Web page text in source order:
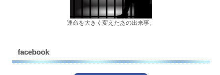
運命を大きく変えたあの出来事。
facebook